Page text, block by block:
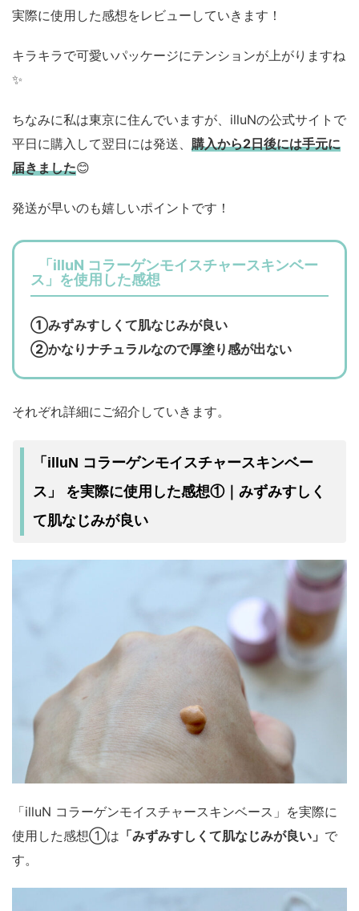
実際に使用した感想をレビューしていきます！
キラキラで可愛いパッケージにテンションが上がりますね
✨
ちなみに私は東京に住んでいますが、illuNの公式サイトで
平日に購入して翌日には発送、 購入から2日後には手元に
届きました😊
発送が早いのも嬉しいポイントです！
「illuN コラーゲンモイスチャースキンベー
ス」を使用した感想
①みずみすしくて肌なじみが良い
②かなりナチュラルなので厚塗り感が出ない
それぞれ詳細にご紹介していきます。
「illuN コラーゲンモイスチャースキンベー
ス」 を実際に使用した感想①｜みずみすしく
て肌なじみが良い
「illuN コラーゲンモイスチャースキンベース」を実際に
使用した感想①は 「みずみすしくて肌なじみが良い」 で
す。